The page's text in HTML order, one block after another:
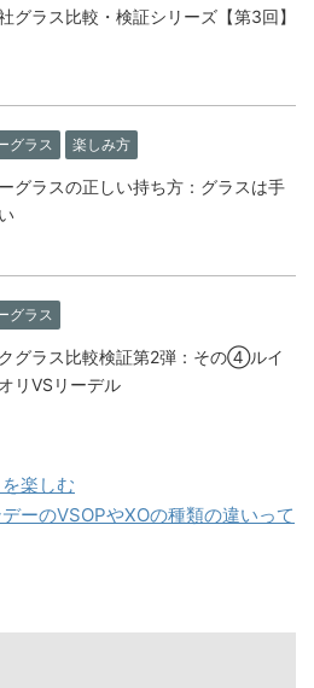
グラス比較・検証シリーズ【第3回】
グラス 楽しみ方
グラスの正しい持ち方：グラスは手
グラス
グラス比較検証第2弾：その④ルイ
リVSリーデル
楽しむ
デーのVSOPやXOの種類の違いって